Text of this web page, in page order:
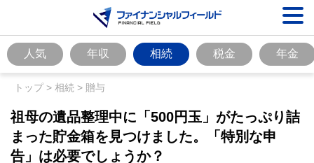
人気 年収 相続 税金 年金
トップ> 相続 > 贈与
祖母の遺品整理中に「500円玉」がたっぷり詰
まった貯金箱を見つけました。「特別な申
告」は必要でしょうか？